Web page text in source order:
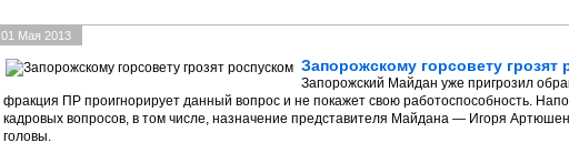
01 Мая 2013
Запорожскому горсовету грозят
Запорожский Майдан уже пригрозил
фракция ПР проигнорирует данный вопрос и не покажет свою работоспособность.
кадровых вопросов, в том числе, назначение представителя Майдана — Игоря
головы.